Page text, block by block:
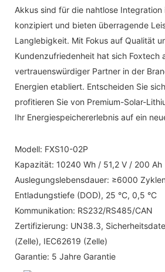
Akkus sind für die nahtlose Integration
konzipiert und bieten überragende
Langlebigkeit. Mit Fokus auf Qualität
Kundenzufriedenheit hat sich Foxtech
vertrauenswürdiger Partner in der
Energien etabliert. Entscheiden Sie
profitieren Sie von Premium-Solar-
Ihr Energiespeichererlebnis auf ein
Modell: FXS10-02P
Kapazität: 10240 Wh / 51,2 V / 200 Ah
Auslegungslebensdauer: ≥6000
Entladungstiefe (DOD), 25 °C, 0,5 °C
Kommunikation: RS232/RS485/CAN
Zertifizierung: UN38.3,
(Zelle), IEC62619 (Zelle)
Garantie: 5 Jahre Garantie